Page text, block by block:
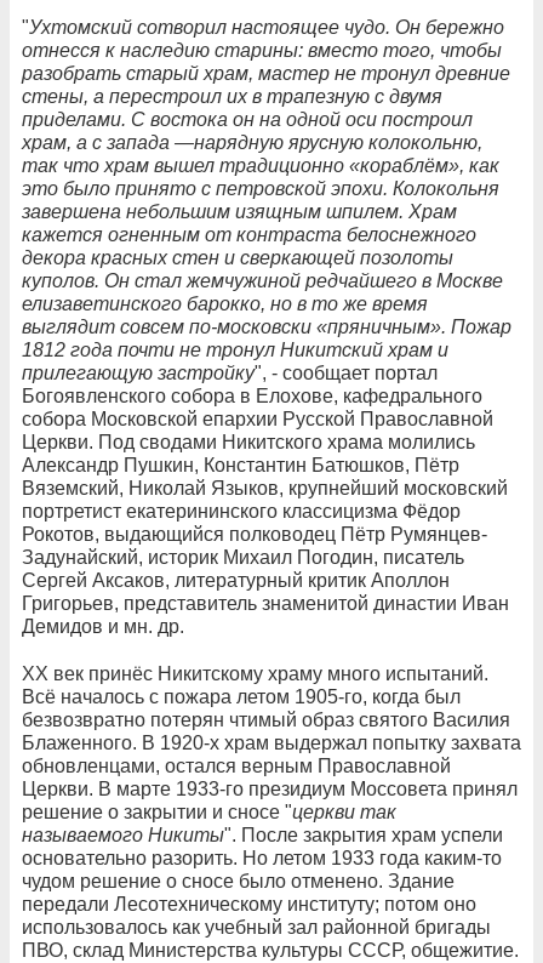
"Ухтомский сотворил настоящее чудо. Он бережно
отнесся к наследию старины: вместо того, чтобы
разобрать старый храм, мастер не тронул древние
стены, а перестроил их в трапезную с двумя
приделами. С востока он на одной оси построил
храм, а с запада —нарядную ярусную колокольню,
так что храм вышел традиционно «кораблём», как
это было принято с петровской эпохи. Колокольня
завершена небольшим изящным шпилем. Храм
кажется огненным от контраста белоснежного
декора красных стен и сверкающей позолоты
куполов. Он стал жемчужиной редчайшего в Москве
елизаветинского барокко, но в то же время
выглядит совсем по-московски «пряничным». Пожар
1812 года почти не тронул Никитский храм и
прилегающую застройку", - сообщает портал
Богоявленского собора в Елохове, кафедрального
собора Московской епархии Русской Православной
Церкви. Под сводами Никитского храма молились
Александр Пушкин, Константин Батюшков, Пётр
Вяземский, Николай Языков, крупнейший московский
портретист екатерининского классицизма Фёдор
Рокотов, выдающийся полководец Пётр Румянцев-
Задунайский, историк Михаил Погодин, писатель
Сергей Аксаков, литературный критик Аполлон
Григорьев, представитель знаменитой династии Иван
Демидов и мн. др.
XX век принёс Никитскому храму много испытаний.
Всё началось с пожара летом 1905-го, когда был
безвозвратно потерян чтимый образ святого Василия
Блаженного. В 1920-х храм выдержал попытку захвата
обновленцами, остался верным Православной
Церкви. В марте 1933-го президиум Моссовета принял
решение о закрытии и сносе "церкви так
называемого Никиты". После закрытия храм успели
основательно разорить. Но летом 1933 года каким-то
чудом решение о сносе было отменено. Здание
передали Лесотехническому институту; потом оно
использовалось как учебный зал районной бригады
ПВО, склад Министерства культуры СССР, общежитие.